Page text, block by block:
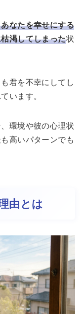
なたを幸せにする
渇してしまった状
君を不幸にしてし
います。
環境や彼の心理状
高いパターンでも
由とは